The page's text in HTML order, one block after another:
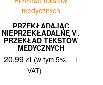
PRZEKŁADAJĄC
NIEPRZEKŁADALNE VI.
PRZEKŁAD TEKSTÓW
MEDYCZNYCH
20,99zł (w tym 5%
VAT)